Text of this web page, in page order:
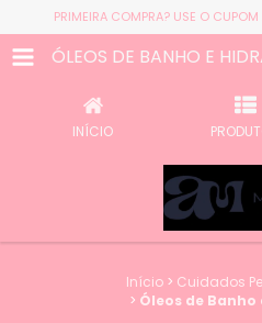
PRIMEIRA COMPRA? USE O
ÓLEOS DE BANHO E
INÍCIO
Início > Cuidados
> Óleos de